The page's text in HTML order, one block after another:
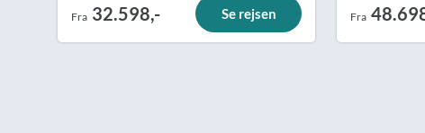
Fra 32.598,- Se rejsen Fra